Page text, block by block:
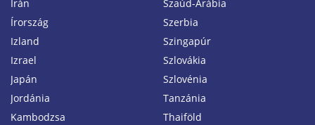
Irán
Írország
Izland
Izrael
Japán
Jordánia
Kambodzsa
Szaúd-Arábia
Szerbia
Szingapúr
Szlovákia
Szlovénia
Tanzánia
Thaiföld